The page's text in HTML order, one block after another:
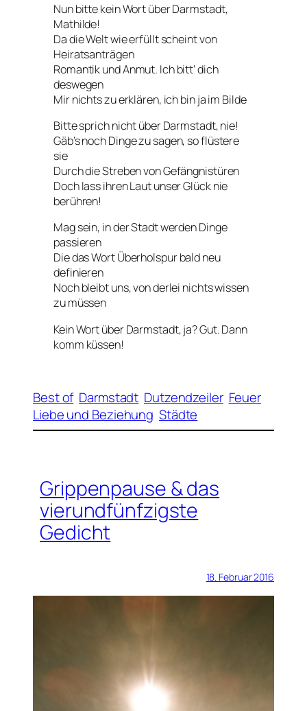
Nun bitte kein Wort über Darmstadt,
Mathilde!
Da die Welt wie erfüllt scheint von
Heiratsanträgen
Romantik und Anmut. Ich bitt‘ dich
deswegen
Mir nichts zu erklären, ich bin ja im Bilde
Bitte sprich nicht über Darmstadt, nie!
Gäb’s noch Dinge zu sagen, so flüstere
sie
Durch die Streben von Gefängnistüren
Doch lass ihren Laut unser Glück nie
berühren!
Mag sein, in der Stadt werden Dinge
passieren
Die das WortÜberholspurbald neu
definieren
Noch bleibt uns, von derlei nichts wissen
zu müssen
Kein Wort über Darmstadt, ja? Gut. Dann
komm küssen!
Best of Darmstadt Dutzendzeiler Feuer
Liebe und Beziehung Städte
Grippenpause & das
vierundfünfzigste
Gedicht
18. Februar 2016